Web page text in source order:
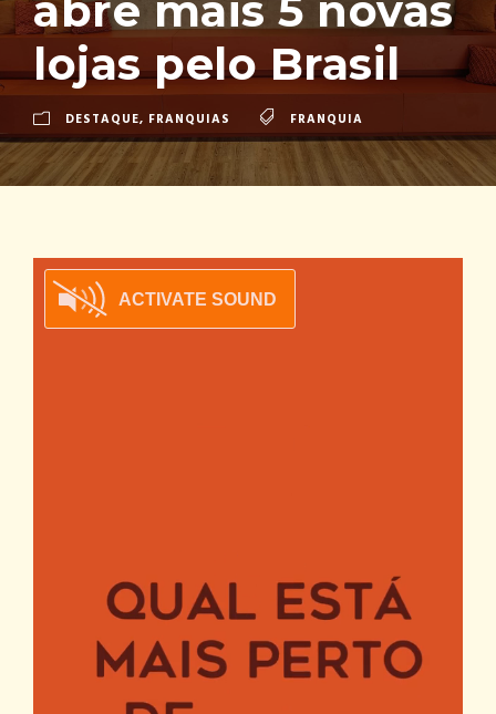
lojas pelo Brasil
DESTAQUE, FRANQUIAS FRANQUIA